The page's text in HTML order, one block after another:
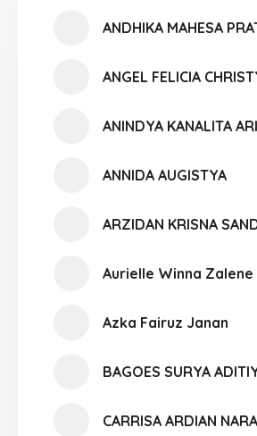
ANDHIKA MAHESA
ANGEL FELICIA
ANINDYA KANALITA
ANNIDA AUGISTYA
ARZIDAN KRISNA
Aurielle Winna Zalene
Azka Fairuz Janan
BAGOES SURYA
CARRISA ARDIAN